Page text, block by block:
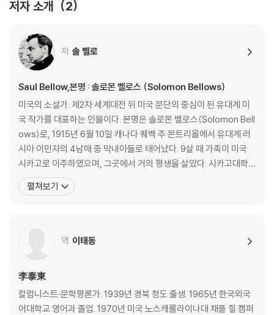
저자 소개 2
저 솔 벨로
Saul Bellow,본명 : 솔로몬 벨로스 (Solomon Bellows)
미국의 소설가. 제2차 세계대전 뒤 미국 문단의 중심이 된 유대계 미
국 작가를 대표하는 인물이다. 본명은 솔로몬 벨로스(Solomon Bell
ows)로, 1915년 6월 10일 캐나다 퀘벡 주 몬트리올에서 유대계 러
시아 이민자의 4남매 중 막내아들로 태어났다. 9살 때 가족이 미국
시카고로 이주하였으며, 그곳에서 거의 평생을 살았다. 시카고대학
교를 다녔고, 1937년에 노스웨스턴대학교를 졸업했다. 1962년부터
30년간 시카고대학교 교수로 재직했으며, 이외에도 미네소타·프린
펼쳐보기
역 이태동
李泰東
칼럼니스트·문학평론가. 1939년 경북 청도 출생. 1965년 한국외국
어대학교 영어과 졸업. 1970년 미국 노스캐롤라이나대 채플 힐 캠퍼